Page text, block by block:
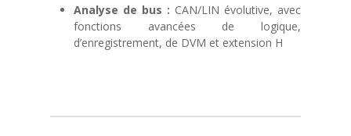
Analyse de bus : CAN/LIN évolutive, avec
fonctions avancées de logique,
d’enregistrement, de DVM et extension H